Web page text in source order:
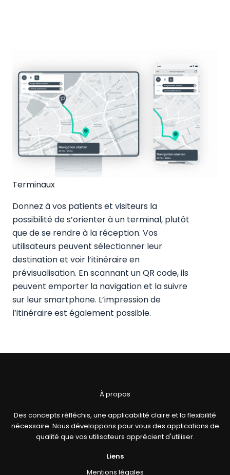
Terminaux
Donnez à vos patients et visiteurs la
possibilité de s’orienter à un terminal, plutôt
que de se rendre à la réception. Vos
utilisateurs peuvent sélectionner leur
destination et voir l’itinéraire en
prévisualisation. En scannant un QR code, ils
peuvent emporter la navigation et la suivre
sur leur smartphone. L’impression de
l’itinéraire est également possible.
À propos
Des concepts réfléchis, une applicabilité claire et la flexibilité
nécessaire. Nous développons pour vous des applications de
qualité que vos utilisateurs apprécient d'utiliser.
Liens
Mentions légales